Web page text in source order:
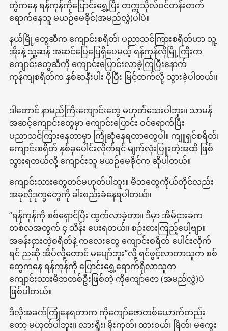
တွဲကနေ ရန်ကုန်ကိုပြောင်းရွှေ့ပြီး တက္ကသိုလ်ဝင်တန်းတက်
ရောက်နေသူ မယဉ်မေခိုင်(အမည်လွှဲ)ပါပဲ။
နယ်မြို့တွေဆီက ကျောင်းစရိတ်၊ ပညာသင်ကြားစရိတ်ဟာ သူ့
အိုးနဲ့ သူ့ဆန် အဆင်ပြေပြေရှိပေမယ့် ရန်ကုန်လိုမြို့ကြီးက
ကျောင်းတွေဆီကို ကျောင်းပြောင်းလာခဲ့ကြပြီးနောက်
ကုန်ကျစရိတ်က နှစ်ဆနီးပါး ပိုပြီး မြင့်တက်လို့ သွားခဲ့ပါတယ်။
ဒါတောင် နာမည်ကြီးကျောင်းတွေ မဟုတ်သေးပါဘူး။ သာမန်
အဆင့်ကျောင်းတွေမှာ ကျောင်းပြောင်း ဝင်ရောက်ပြီး
ပညာသင်ကြားနေတာမှာ ကြုံဆုံနေရတာတွေပါ။ ကျူရှင်စရိတ်၊
ကျောင်းစရိတ် နှစ်ခုပေါင်းလိုက်ရင် မျက်လုံးပြူးတဲ့အထိ ဖြစ်
သွားရတယ်လို့ ကျောင်းသူ မယဉ်မေခိုင်က ဆိုပါတယ်။
ကျောင်းသားတွေတင်မဟုတ်ပါဘူး။ မိဘတွေကိုယ်တိုင်လည်း
အခုလိုဒုက္ခတွေကို ခါးစည်းခံနေရပါတယ်။
“ရန်ကုန်ကို စစ်ရှောင်ပြီး ထွက်လာခဲ့တာ။ ဒီမှာ အိမ်ငှားခက
တစ်လအတွက် ၄ သိန်း ပေးရတယ်။ စဉ်းစားကြည့်ပေါ့ဗျာ။
အခန်းငှားတဲ့စရိတ်နဲ့ ကလေးတွေ ကျောင်းစရိတ် ပေါင်းလိုက်
ရင် ညဆို အိပ်လို့တောင် မပျော်ဘူး”လို့ ရင်ဖွင့်လာတာသူက စစ်
တွေကနေ ရန်ကုန်ကို ပြောင်းရွှေ့ရောက်ရှိလာသူက
ကျောင်းသားမိဘတစ်ဦးဖြစ်တဲ့ ကိုကျော်ဇော (အမည်လွှဲ)ပဲ
ဖြစ်ပါတယ်။
ဒီလိုအခက်ကြုံနေရတာက ကိုကျော်ဇောတစ်ယောက်တည်း
တော့ မဟုတ်ပါဘူး။ လားရှိုး၊ မိုးကုတ်၊ ထားဝယ်၊ မြိတ်၊ မကွေး